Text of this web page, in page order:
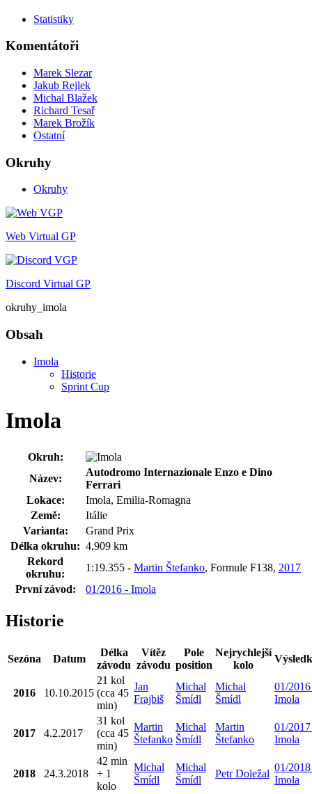
Statistiky
Komentátoři
Marek Slezar
Jakub Rejlek
Michal Blažek
Richard Tesař
Marek Brožík
Ostatní
Okruhy
Okruhy
Web Virtual GP
Discord Virtual GP
okruhy_imola
Obsah
Imola
Historie
Sprint Cup
Imola
Okruh:
Název:
Autodromo Internazionale Enzo e Dino
Ferrari
Lokace:
Imola, Emilia-Romagna
Země:
Itálie
Varianta:
Grand Prix
Délka okruhu: 4,909 km
Rekord
okruhu:
1:19.355 - Martin Štefanko, Formule F138, 2017
První závod:
01/2016 - Imola
Historie
Sezóna Datum
Délka
závodu
Vítěz
závodu
Pole
position
Nejrychlejší
kolo
2016 10.10.2015
21 kol
(cca 45
min)
Jan
Frajbiš
Michal
Šmídl
Michal
Šmídl
01/
Imola
2017 4.2.2017
31 kol
(cca 45
min)
Martin
Štefanko
Michal
Šmídl
Martin
Štefanko
01/
Imola
2018 24.3.2018
42 min
+ 1
kolo
Michal
Šmídl
Michal
Šmídl
Petr Doležal
01/
Imola